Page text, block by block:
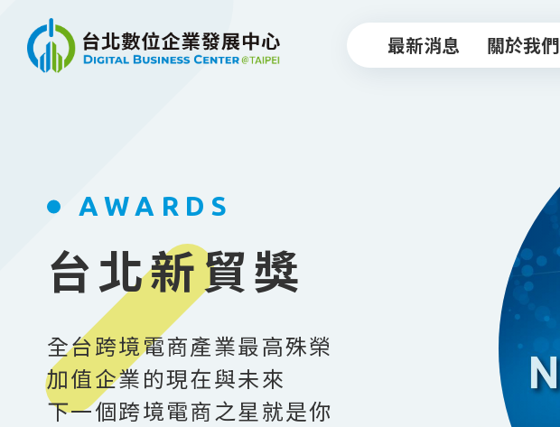
跳到主要內容
最新消息
關於我們
AWARDS
台北新貿獎
全台跨境電商產業最高殊榮
加值企業的現在與未來
下一個跨境電商之星就是你